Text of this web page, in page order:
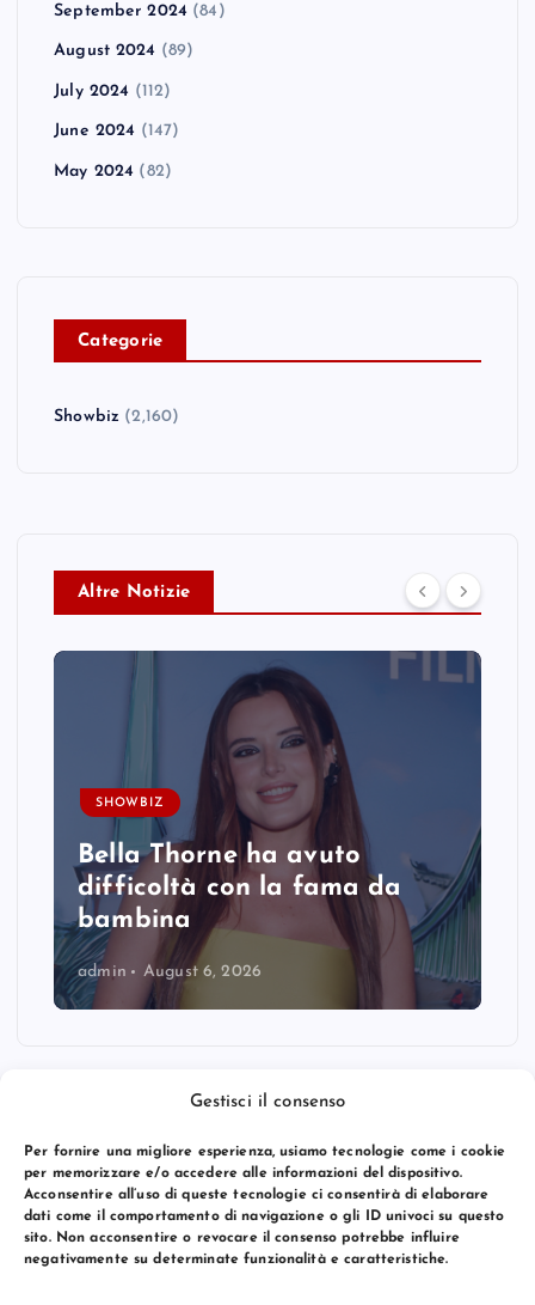
Gestisci il consenso
Per fornire una migliore esperienza, usiamo tecnologie come i cookie
per memorizzare e/o accedere alle informazioni del dispositivo.
Acconsentire all’uso di queste tecnologie ci consentirà di elaborare
dati come il comportamento di navigazione o gli ID univoci su questo
sito. Non acconsentire o revocare il consenso potrebbe influire
negativamente su determinate funzionalità e caratteristiche.
September 2024 (84)
August 2024 (89)
July 2024 (112)
June 2024 (147)
May 2024 (82)
Categorie
Showbiz (2,160)
Altre Notizie
SHOWBIZ
Bella Thorne ha avuto
difficoltà con la fama da
bambina
admin August 6, 2026